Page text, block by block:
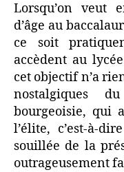
Lorsqu’on veut
d’âge au
ce soit
accèdent au
cet objectif n’a
nostalgiques
bourgeoisie, qui
l’élite, c’est-à-
souillée de la
outrageusement